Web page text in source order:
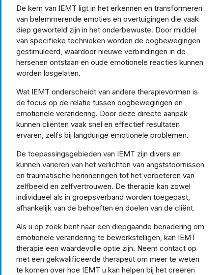
De kern van IEMT ligt in het erkennen en transformeren
van belemmerende emoties en overtuigingen die vaak
diep geworteld zijn in het onderbewuste. Door middel
van specifieke technieken worden de oogbewegingen
gestimuleerd, waardoor nieuwe verbindingen in de
hersenen ontstaan en oude emotionele reacties kunnen
worden losgelaten.
Wat IEMT onderscheidt van andere therapievormen is
de focus op de relatie tussen oogbewegingen en
emotionele verandering. Door deze directe aanpak
kunnen cliënten vaak snel en effectief resultaten
ervaren, zelfs bij langdurige emotionele problemen.
De toepassingsgebieden van IEMT zijn divers en
kunnen variëren van het verlichten van angststoornissen
en traumatische herinneringen tot het verbeteren van
zelfbeeld en zelfvertrouwen. De therapie kan zowel
individueel als in groepsverband worden toegepast,
afhankelijk van de behoeften en doelen van de cliënt.
Als u op zoek bent naar een diepgaande benadering om
emotionele verandering te bewerkstelligen, kan IEMT
therapie een waardevolle optie zijn. Neem contact op
met een gekwalificeerde therapeut om meer te weten
te komen over hoe IEMT u kan helpen bij het creëren